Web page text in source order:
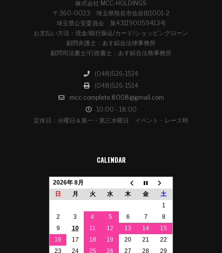
株式会社 MCC-HOLDINGS
〒360-0023 埼玉県熊谷市佐谷田1001-2
埼玉県公安委員会 第431190059413号
お支払い方法：現金/銀行振込/カード/ショッピングローン
顧問弁護士：あす綜合法律事務所
顧問司法書士/行政書士：あす綜合法務事務所
(048)526-1514
(048)526-1514
mcc.complete.8008@gmail.com
10:00 - 18:00
定休日：火曜日＆第一・第三水曜日 イベント・レース時
CALENDAR
2026年 8月
日
月 火 水 木 金
土
1
2
3 4 5 6 7
8
9
10 11 12 13 14
15
16
17 18 19 20 21
22
23
24 25 26 27 28 29